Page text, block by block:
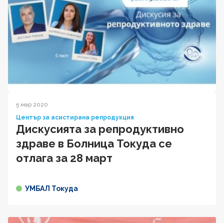
5 мар 2020
Център за асистирана репродукция
Дискусията за репродуктивно
здраве в Болница Токуда се
отлага за 28 март
УМБАЛ Токуда